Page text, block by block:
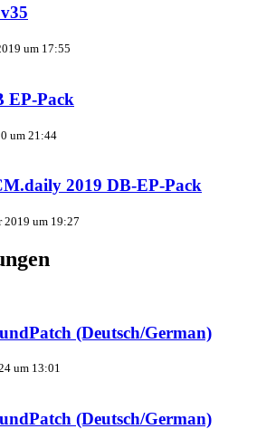
um 17:55
EP-Pack
um 21:44
2019 DB-EP-Pack
2019 um 19:27
(Deutsch/German)
um 13:01
(Deutsch/German)